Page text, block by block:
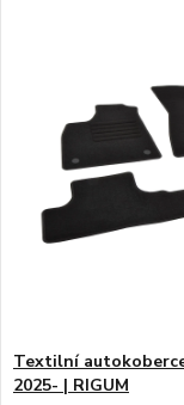
Textilní
2025- | RIGUM